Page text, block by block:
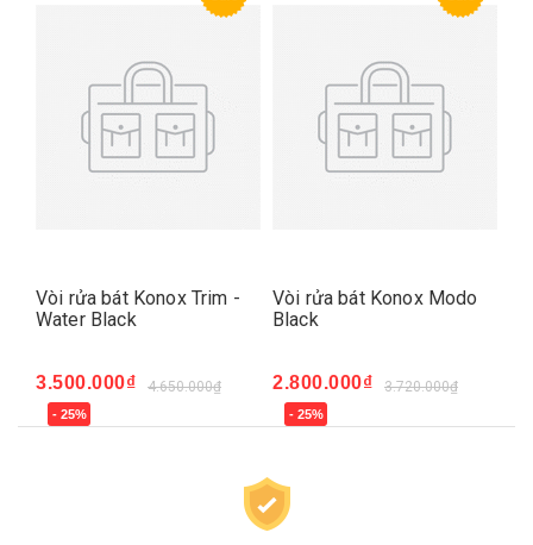
Vòi rửa bát Konox Trim -
Water Black
3.500.000₫ 4.650.000₫
- 25%
Vòi rửa bát Konox Modo
Black
2.800.000₫ 3.720.000₫
- 25%